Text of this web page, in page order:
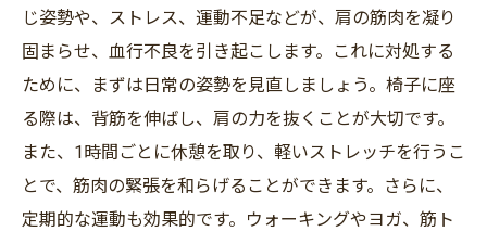
じ姿勢や、ストレス、運動不足などが、肩の筋肉を凝り
固まらせ、血行不良を引き起こします。これに対処する
ために、まずは日常の姿勢を見直しましょう。椅子に座
る際は、背筋を伸ばし、肩の力を抜くことが大切です。
また、1時間ごとに休憩を取り、軽いストレッチを行うこ
とで、筋肉の緊張を和らげることができます。さらに、
定期的な運動も効果的です。ウォーキングやヨガ、筋ト